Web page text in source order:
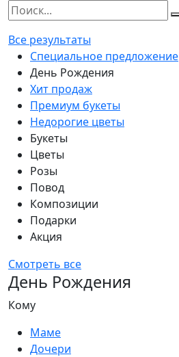
Все результаты
Специальное предложение
День Рождения
Хит продаж
Премиум букеты
Недорогие цветы
Букеты
Цветы
Розы
Повод
Композиции
Подарки
Акция
Смотреть все
День Рождения
Кому
Маме
Дочери